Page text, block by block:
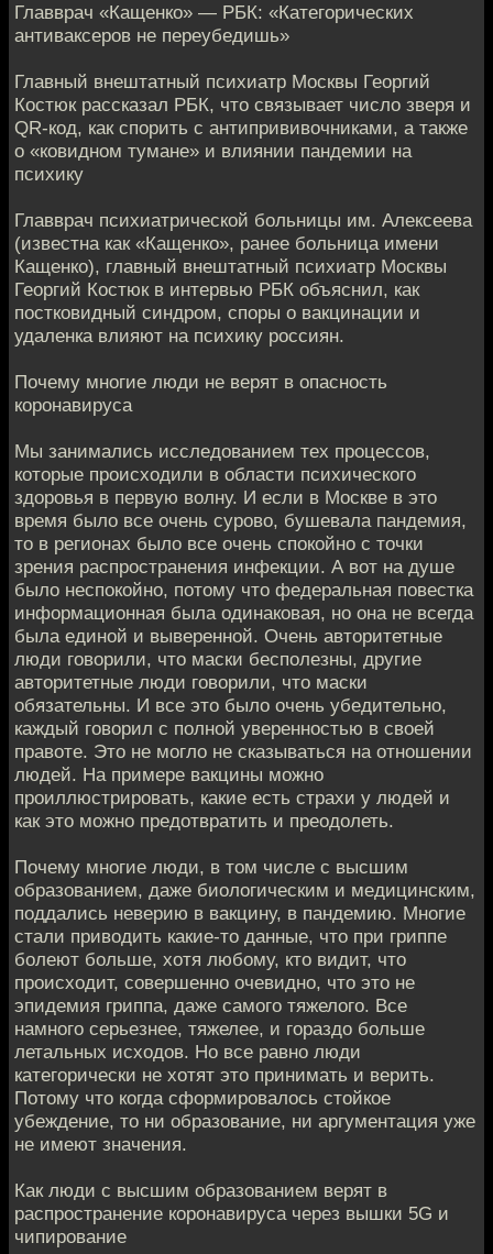
Главврач «Кащенко» — РБК: «Категорических
антиваксеров не переубедишь»
Главный внештатный психиатр Москвы Георгий
Костюк рассказал РБК, что связывает число зверя и
QR-код, как спорить с антипрививочниками, а также
о «ковидном тумане» и влиянии пандемии на
психику
Главврач психиатрической больницы им. Алексеева
(известна как «Кащенко», ранее больница имени
Кащенко), главный внештатный психиатр Москвы
Георгий Костюк в интервью РБК объяснил, как
постковидный синдром, споры о вакцинации и
удаленка влияют на психику россиян.
Почему многие люди не верят в опасность
коронавируса
Мы занимались исследованием тех процессов,
которые происходили в области психического
здоровья в первую волну. И если в Москве в это
время было все очень сурово, бушевала пандемия,
то в регионах было все очень спокойно с точки
зрения распространения инфекции. А вот на душе
было неспокойно, потому что федеральная повестка
информационная была одинаковая, но она не всегда
была единой и выверенной. Очень авторитетные
люди говорили, что маски бесполезны, другие
авторитетные люди говорили, что маски
обязательны. И все это было очень убедительно,
каждый говорил с полной уверенностью в своей
правоте. Это не могло не сказываться на отношении
людей. На примере вакцины можно
проиллюстрировать, какие есть страхи у людей и
как это можно предотвратить и преодолеть.
Почему многие люди, в том числе с высшим
образованием, даже биологическим и медицинским,
поддались неверию в вакцину, в пандемию. Многие
стали приводить какие-то данные, что при гриппе
болеют больше, хотя любому, кто видит, что
происходит, совершенно очевидно, что это не
эпидемия гриппа, даже самого тяжелого. Все
намного серьезнее, тяжелее, и гораздо больше
летальных исходов. Но все равно люди
категорически не хотят это принимать и верить.
Потому что когда сформировалось стойкое
убеждение, то ни образование, ни аргументация уже
не имеют значения.
Как люди с высшим образованием верят в
распространение коронавируса через вышки 5G и
чипирование